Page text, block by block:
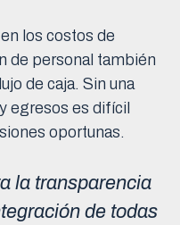
los costos de
de personal también
de caja. Sin una
egresos es difícil
oportunas.
la transparencia
de todas